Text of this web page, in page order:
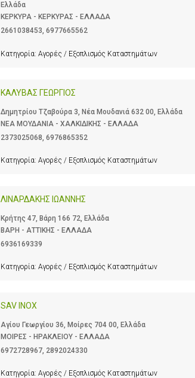
Ελλάδα
ΚΕΡΚΥΡΑ - ΚΕΡΚΥΡΑΣ - ΕΛΛΑΔΑ
2661038453, 6977665562
Κατηγορία: Αγορές / Εξοπλισμός Καταστημάτων
ΚΑΛΥΒΑΣ ΓΕΩΡΓΙΟΣ
Δημητρίου Τζαβούρα 3, Νέα Μουδανιά 632 00, Ελλάδα
ΝΕΑ ΜΟΥΔΑΝΙΑ - ΧΑΛΚΙΔΙΚΗΣ - ΕΛΛΑΔΑ
2373025068 6976865352
Κατηγορία: Αγορές / Εξοπλισμός Καταστημάτων
ΛΙΝΑΡΔΑΚΗΣ ΙΩΑΝΝΗΣ
Κρήτης 47, Βάρη 166 72, Ελλάδα
ΒΑΡΗ - ΑΤΤΙΚΗΣ - ΕΛΛΑΔΑ
6936169339
Κατηγορία: Αγορές / Εξοπλισμός Καταστημάτων
SAV INOX
Αγίου Γεωργίου 36, Μοίρες 704 00, Ελλάδα
ΜΟΙΡΕΣ - ΗΡΑΚΛΕΙΟΥ - ΕΛΛΑΔΑ
6972728967, 2892024330
Κατηγορία: Αγορές / Εξοπλισμός Καταστημάτων